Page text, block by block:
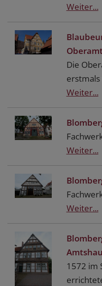
Weiter...
Die
Weiter...
Weiter...
Weiter...
1572 im